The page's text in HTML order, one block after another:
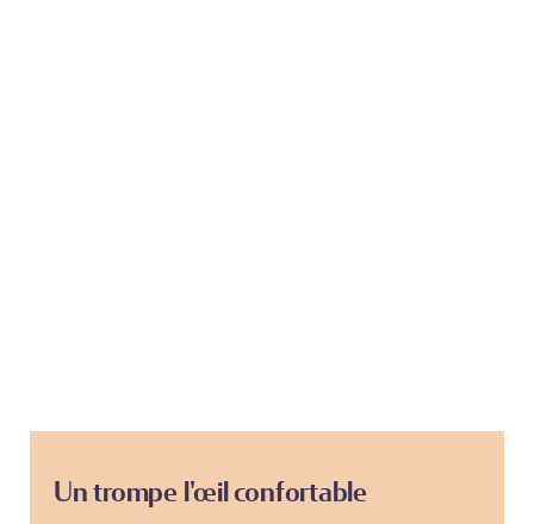
Un trompe l'œil confortable